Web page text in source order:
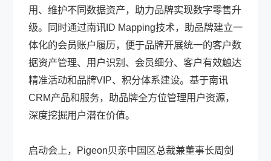
用、维护不同数据资产，助力品牌实现数字零售升
级。同时通过南讯ID Mapping技术，助品牌建立一
体化的会员账户履历，便于品牌开展统一的客户数
据资产管理、用户识别、会员细分、客户有效触达
精准活动和品牌VIP、积分体系建设。基于南讯
CRM产品和服务，助品牌全方位管理用户资源，
深度挖掘用户潜在价值。
启动会上，Pigeon贝亲中国区总裁兼董事长周剑